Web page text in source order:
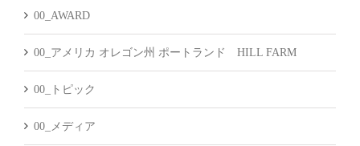
00_AWARD
00_アメリカ オレゴン州 ポートランド HILL FARM
00_トピック
00_メディア